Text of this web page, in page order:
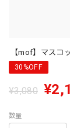
【mof】マスコ
30%OFF
¥3,080
数量